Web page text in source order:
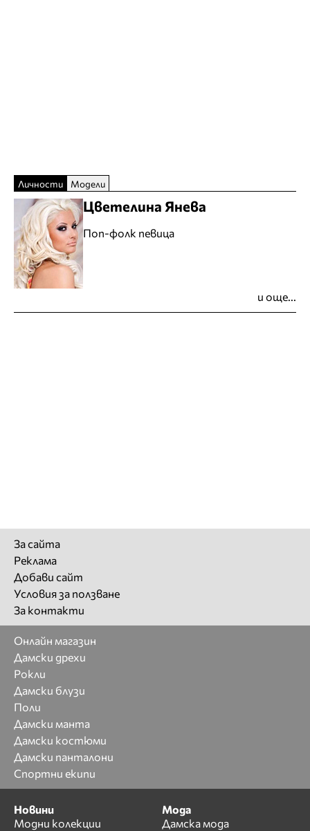
Личности Модели
Цветелина Янева
Поп-фолк певица
и още...
За сайта
Реклама
Добави сайт
Условия за ползване
За контакти
Онлайн магазин
Дамски дрехи
Рокли
Дамски блузи
Поли
Дамски манта
Дамски костюми
Дамски панталони
Спортни екипи
Новини
Модни колекции
Мода
Дамска мода